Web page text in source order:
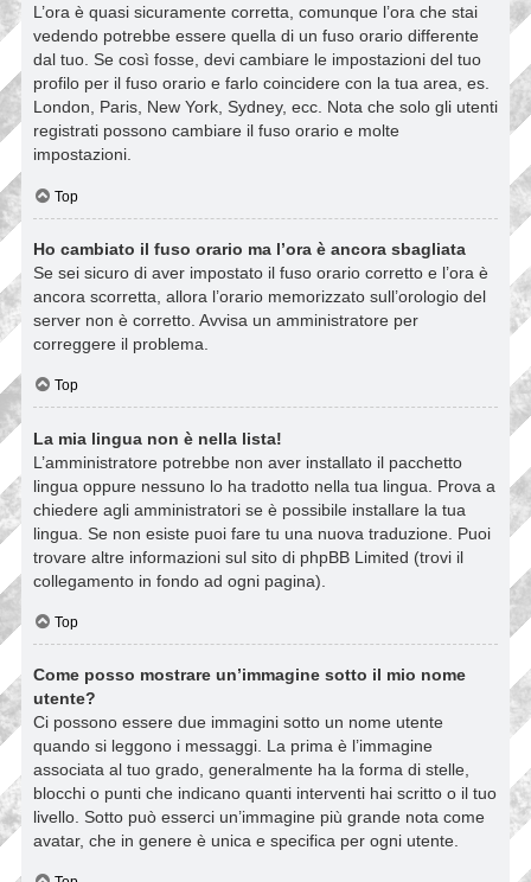
L’ora è quasi sicuramente corretta, comunque l’ora che stai
vedendo potrebbe essere quella di un fuso orario differente
dal tuo. Se così fosse, devi cambiare le impostazioni del tuo
profilo per il fuso orario e farlo coincidere con la tua area, es.
London, Paris, New York, Sydney, ecc. Nota che solo gli utenti
registrati possono cambiare il fuso orario e molte
impostazioni.
Top
Ho cambiato il fuso orario ma l’ora è ancora sbagliata
Se sei sicuro di aver impostato il fuso orario corretto e l’ora è
ancora scorretta, allora l’orario memorizzato sull’orologio del
server non è corretto. Avvisa un amministratore per
correggere il problema.
Top
La mia lingua non è nella lista!
L’amministratore potrebbe non aver installato il pacchetto
lingua oppure nessuno lo ha tradotto nella tua lingua. Prova a
chiedere agli amministratori se è possibile installare la tua
lingua. Se non esiste puoi fare tu una nuova traduzione. Puoi
trovare altre informazioni sul sito di phpBB Limited (trovi il
collegamento in fondo ad ogni pagina).
Top
Come posso mostrare un’immagine sotto il mio nome
utente?
Ci possono essere due immagini sotto un nome utente
quando si leggono i messaggi. La prima è l’immagine
associata al tuo grado, generalmente ha la forma di stelle,
blocchi o punti che indicano quanti interventi hai scritto o il tuo
livello. Sotto può esserci un’immagine più grande nota come
avatar, che in genere è unica e specifica per ogni utente.